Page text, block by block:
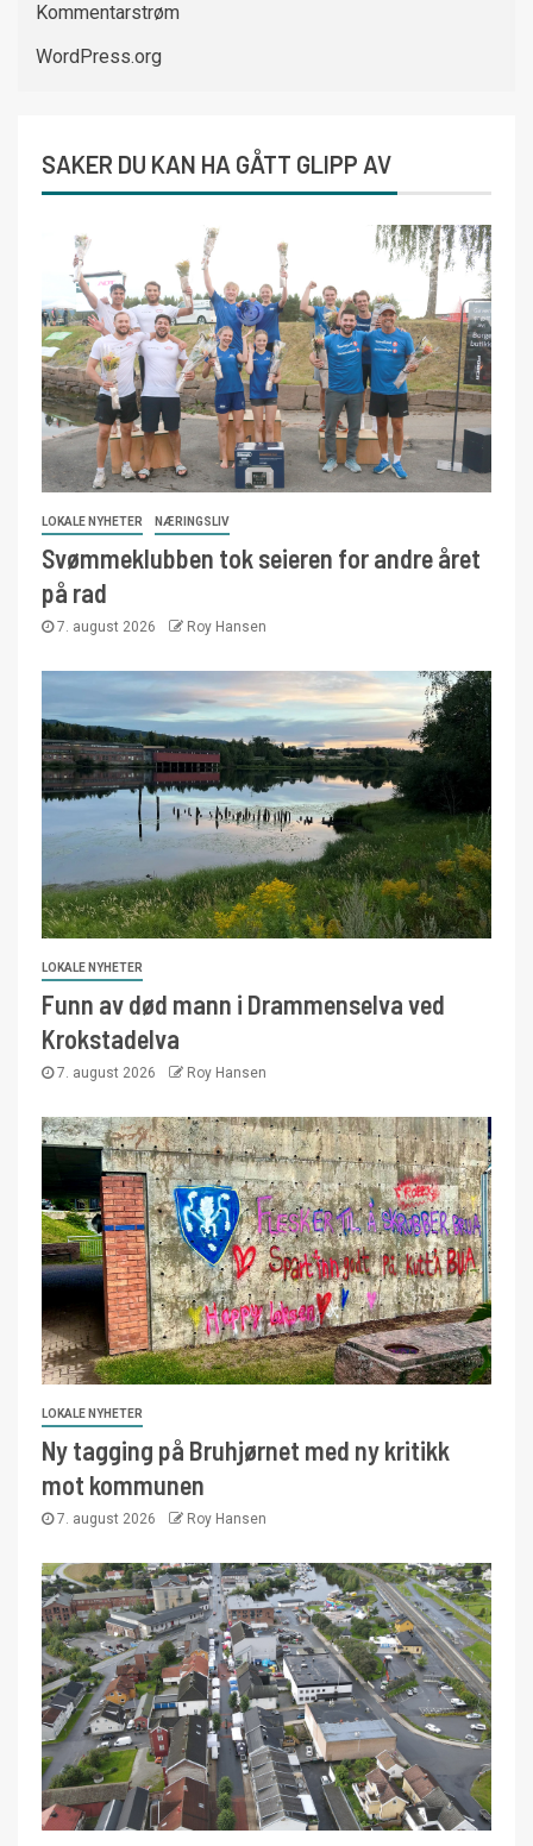
Kommentarstrøm
WordPress.org
SAKER DU KAN HA GÅTT GLIPP AV
LOKALE NYHETER NÆRINGSLIV
Svømmeklubben tok seieren for andre året
på rad
7. august 2026 Roy Hansen
LOKALE NYHETER
Funn av død mann i Drammenselva ved
Krokstadelva
7. august 2026 Roy Hansen
LOKALE NYHETER
Ny tagging på Bruhjørnet med ny kritikk
mot kommunen
7. august 2026 Roy Hansen